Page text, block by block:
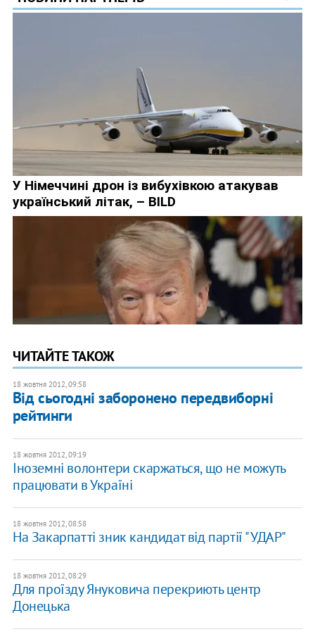
ЧИТАЙТЕ ТАКОЖ
18 жовтня 2012, 09:58
Від сьогодні заборонено передвиборні
рейтинги
18 жовтня 2012, 09:19
Іноземні волонтери скаржаться, що не можуть
працювати в Україні
18 жовтня 2012, 08:58
На Закарпатті зник кандидат від партії "УДАР"
18 жовтня 2012, 08:29
Для проїзду Януковича перекриють центр
Донецька